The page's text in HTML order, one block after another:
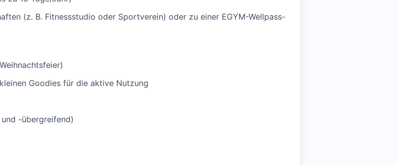
(z. B. Fitnessstudio oder Sportverein) oder zu einer EGYM-Wellpass-
Goodies für die aktive Nutzung
-übergreifend)